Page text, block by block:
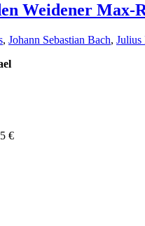
Weidener Max-
, Johann Sebastian Bach, Julius
€